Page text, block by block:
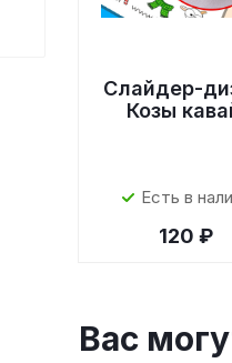
Слайдер-
Козы
Есть в
120 ₽
Вас